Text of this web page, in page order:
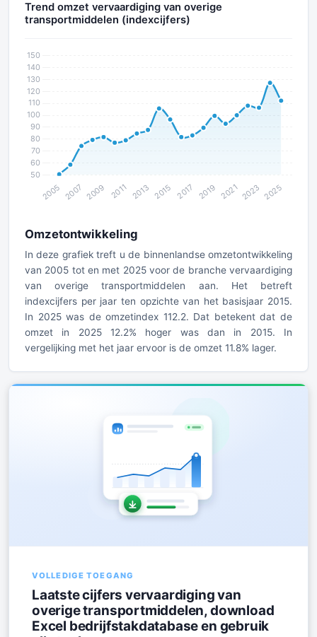
Trend omzet vervaardiging van overige
transportmiddelen (indexcijfers)
Omzetontwikkeling
In deze grafiek treft u de binnenlandse omzetontwikkeling
van 2005 tot en met 2025 voor de branche vervaardiging
van overige transportmiddelen aan. Het betreft
indexcijfers per jaar ten opzichte van het basisjaar 2015.
In 2025 was de omzetindex 112.2. Dat betekent dat de
omzet in 2025 12.2% hoger was dan in 2015. In
vergelijking met het jaar ervoor is de omzet 11.8% lager.
VOLLEDIGE TOEGANG
Laatste cijfers vervaardiging van
overige transportmiddelen, download
Excel bedrijfstakdatabase en gebruik